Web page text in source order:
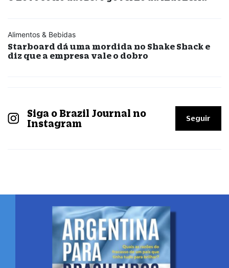
Alimentos & Bebidas
Starboard dá uma mordida no Shake Shack e
diz que a empresa vale o dobro
Siga o Brazil Journal no
Instagram
Seguir